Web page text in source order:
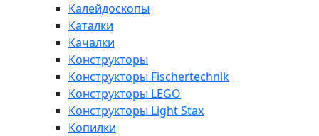
Калейдоскопы
Каталки
Качалки
Конструкторы
Конструкторы Fisсhertechnik
Конструкторы LEGO
Конструкторы Light Stax
Копилки